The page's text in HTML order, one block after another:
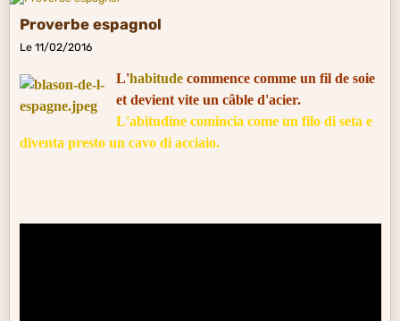
Proverbe espagnol
Le 11/02/2016
L'habitudecommence comme un fil de soie
et devient vite un câble d'acier.
L'abitudine comincia come un filo di seta e
diventa presto un cavo di acciaio.